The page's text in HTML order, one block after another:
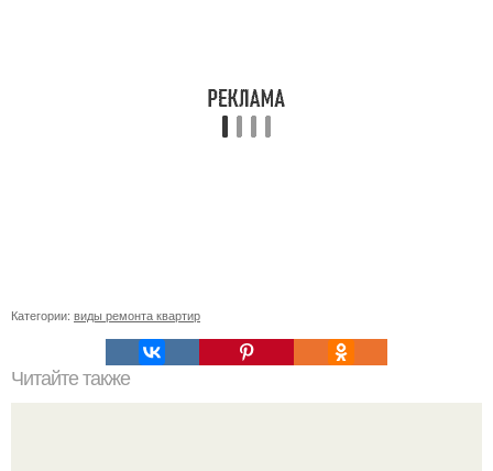
Категории: виды ремонта квартир
Читайте также